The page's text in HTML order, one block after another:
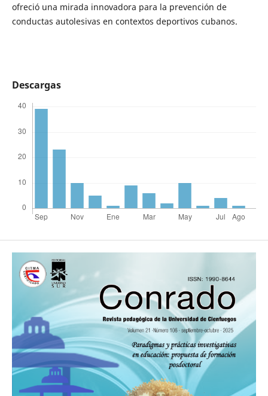
ofreció una mirada innovadora para la prevención de
conductas autolesivas en contextos deportivos cubanos.
Descargas